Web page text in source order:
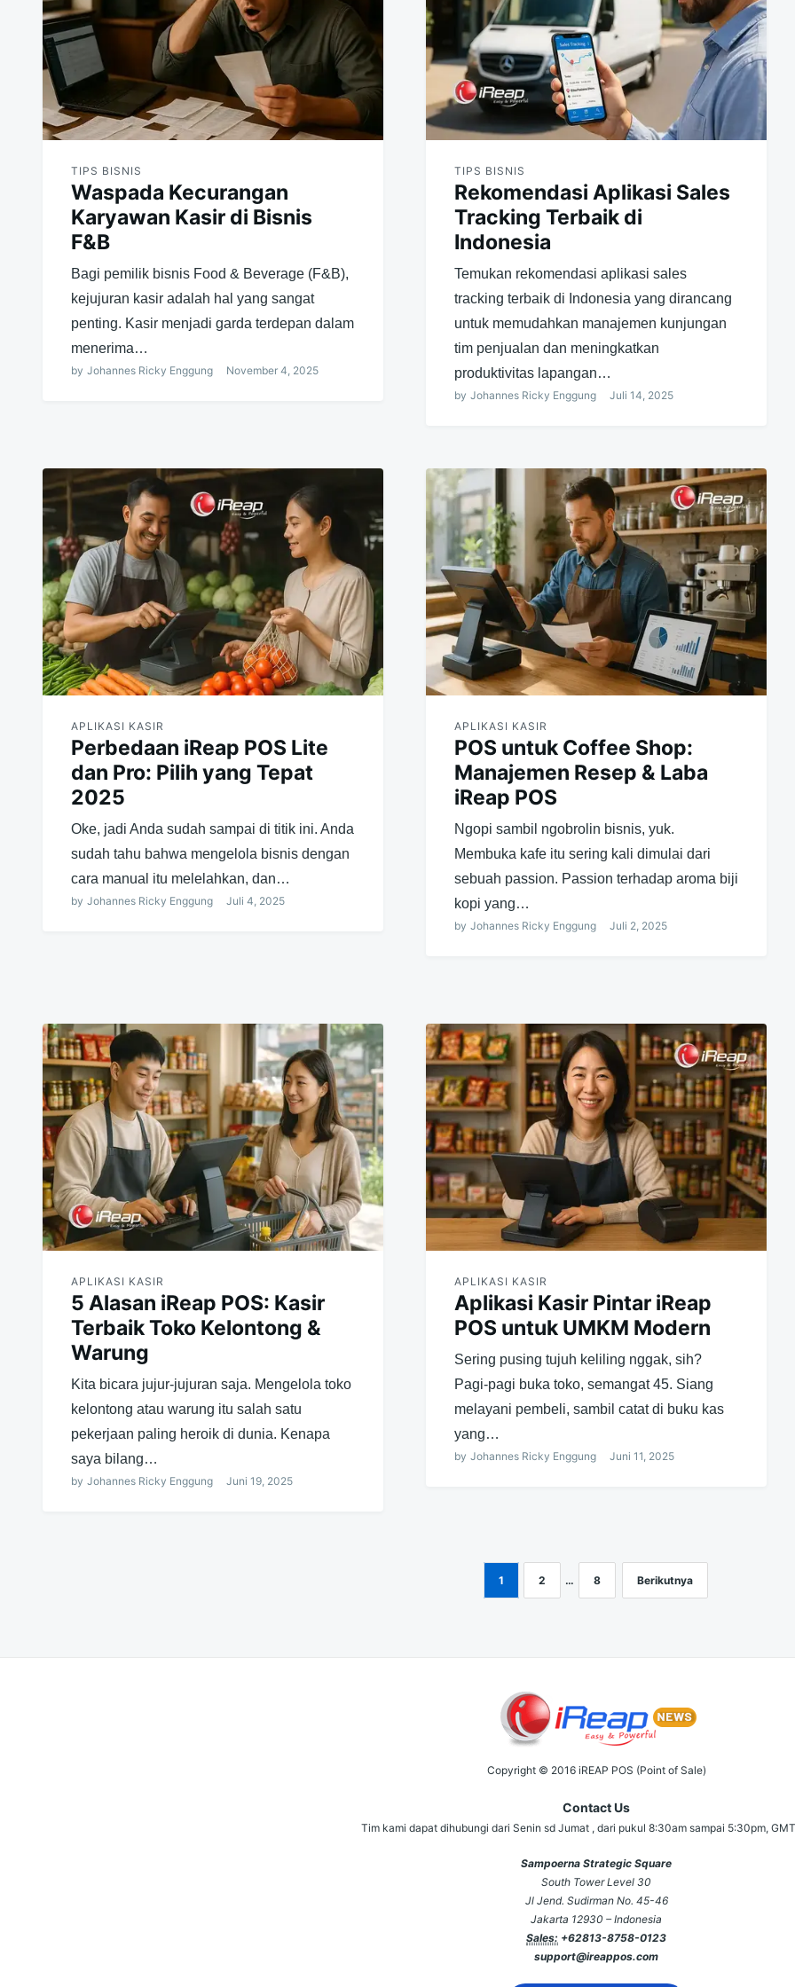
TIPS BISNIS
Waspada Kecurangan
Karyawan Kasir di Bisnis
F&B
Bagi pemilik bisnis Food & Beverage (F&B),
kejujuran kasir adalah hal yang sangat
penting. Kasir menjadi garda terdepan dalam
menerima…
by Johannes Ricky Enggung November 4, 2025
TIPS BISNIS
Rekomendasi Aplikasi Sales
Tracking Terbaik di
Indonesia
Temukan rekomendasi aplikasi sales
tracking terbaik di Indonesia yang dirancang
untuk memudahkan manajemen kunjungan
tim penjualan dan meningkatkan
produktivitas lapangan…
by Johannes Ricky Enggung Juli 14, 2025
APLIKASI KASIR
Perbedaan iReap POS Lite
dan Pro: Pilih yang Tepat
2025
Oke, jadi Anda sudah sampai di titik ini. Anda
sudah tahu bahwa mengelola bisnis dengan
cara manual itu melelahkan, dan…
by Johannes Ricky Enggung Juli 4, 2025
APLIKASI KASIR
POS untuk Coffee Shop:
Manajemen Resep & Laba
iReap POS
Ngopi sambil ngobrolin bisnis, yuk.
Membuka kafe itu sering kali dimulai dari
sebuah passion. Passion terhadap aroma biji
kopi yang…
by Johannes Ricky Enggung Juli 2, 2025
APLIKASI KASIR
5 Alasan iReap POS: Kasir
Terbaik Toko Kelontong &
Warung
Kita bicara jujur-jujuran saja. Mengelola toko
kelontong atau warung itu salah satu
pekerjaan paling heroik di dunia. Kenapa
saya bilang…
by Johannes Ricky Enggung Juni 19, 2025
APLIKASI KASIR
Aplikasi Kasir Pintar iReap
POS untuk UMKM Modern
Sering pusing tujuh keliling nggak, sih?
Pagi-pagi buka toko, semangat 45. Siang
melayani pembeli, sambil catat di buku kas
yang…
by Johannes Ricky Enggung Juni 11, 2025
1 2 … 8 Berikutnya
Copyright © 2016 iREAP POS (Point of Sale)
Contact Us
Tim kami dapat dihubungi dari Senin sd Jumat , dari pukul 8:30am sampai 5:30pm,
Sampoerna Strategic Square
South Tower Level 30
Jl Jend. Sudirman No. 45-46
Jakarta 12930 – Indonesia
Sales: +62813-8758-0123
support@ireappos.com